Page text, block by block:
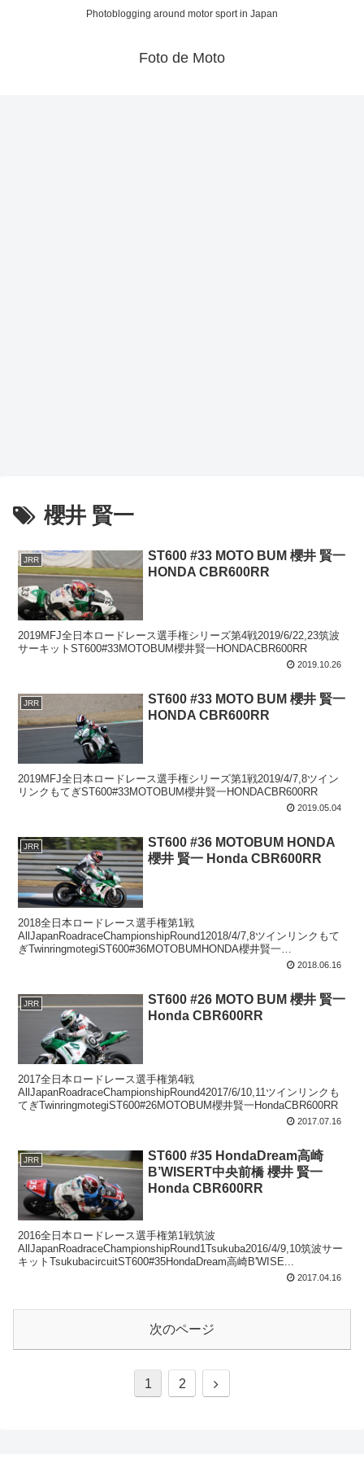
Photoblogging around motor sport in Japan
Foto de Moto
櫻井 賢一
JRR
ST600 #33 MOTO BUM 櫻井 賢一
HONDA CBR600RR
2019MFJ全日本ロードレース選手権シリーズ第4戦2019/6/22,23筑波
サーキットST600#33MOTOBUM櫻井賢一HONDACBR600RR
2019.10.26
JRR
ST600 #33 MOTO BUM 櫻井 賢一
HONDA CBR600RR
2019MFJ全日本ロードレース選手権シリーズ第1戦2019/4/7,8ツイン
リンクもてぎST600#33MOTOBUM櫻井賢一HONDACBR600RR
2019.05.04
JRR
ST600 #36 MOTOBUM HONDA
櫻井 賢一 Honda CBR600RR
2018全日本ロードレース選手権第1戦
AllJapanRoadraceChampionshipRound12018/4/7,8ツインリンクもて
ぎTwinringmotegiST600#36MOTOBUMHONDA櫻井賢一
2018.06.16
JRR
ST600 #26 MOTO BUM 櫻井 賢一
Honda CBR600RR
2017全日本ロードレース選手権第4戦
AllJapanRoadraceChampionshipRound42017/6/10,11ツインリンクも
てぎTwinringmotegiST600#26MOTOBUM櫻井賢一HondaCBR600RR
2017.07.16
JRR
ST600 #35 HondaDream高崎
B’WISERT中央前橋 櫻井 賢一
Honda CBR600RR
2016全日本ロードレース選手権第1戦筑波
AllJapanRoadraceChampionshipRound1Tsukuba2016/4/9,10筑波サー
キットTsukubacircuitST600#35HondaDream高崎B'WISE...
2017.04.16
次のページ
1 2
次